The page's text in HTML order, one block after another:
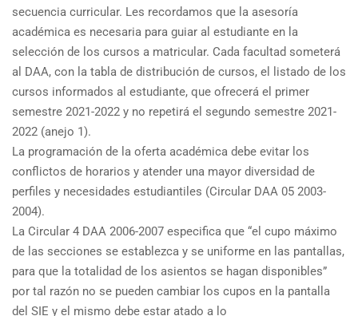
secuencia curricular. Les recordamos que la asesoría
académica es necesaria para guiar al estudiante en la
selección de los cursos a matricular. Cada facultad someterá
al DAA, con la tabla de distribución de cursos, el listado de los
cursos informados al estudiante, que ofrecerá el primer
semestre 2021-2022 y no repetirá el segundo semestre 2021-
2022 (anejo 1).
La programación de la oferta académica debe evitar los
conflictos de horarios y atender una mayor diversidad de
perfiles y necesidades estudiantiles (Circular DAA 05 2003-
2004).
La Circular 4 DAA 2006-2007 especifica que “el cupo máximo
de las secciones se establezca y se uniforme en las pantallas,
para que la totalidad de los asientos se hagan disponibles”
por tal razón no se pueden cambiar los cupos en la pantalla
del SIE y el mismo debe estar atado a lo